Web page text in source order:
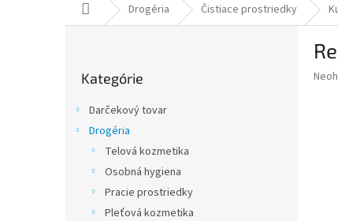
DomovDrogéria Čistiace prostriedky
kategórie
Kategórie
Darčekový tovar
Drogéria
Telová kozmetika
Osobná hygiena
Pracie prostriedky
Pleťová kozmetika